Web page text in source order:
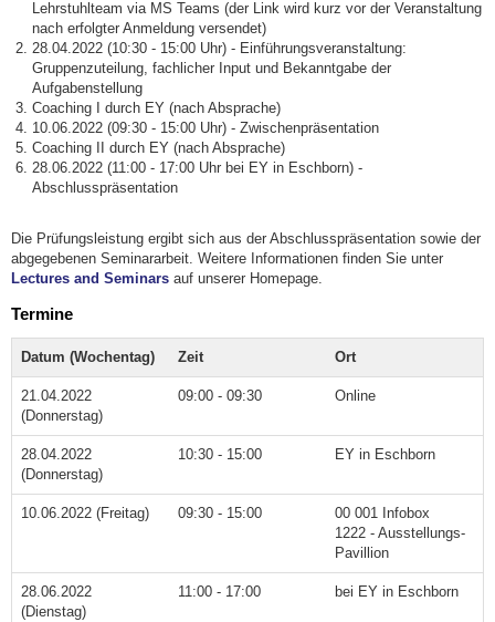
Lehrstuhlteam via MS Teams (der Link wird kurz vor der Veranstaltung
nach erfolgter Anmeldung versendet)
28.04.2022 (10:30 - 15:00 Uhr) - Einführungsveranstaltung:
Gruppenzuteilung, fachlicher Input und Bekanntgabe der
Aufgabenstellung
Coaching I durch EY (nach Absprache)
10.06.2022 (09:30 - 15:00 Uhr) - Zwischenpräsentation
Coaching II durch EY (nach Absprache)
28.06.2022 (11:00 - 17:00 Uhr bei EY in Eschborn) -
Abschlusspräsentation
Die Prüfungsleistung ergibt sich aus der Abschlusspräsentation sowie der
abgegebenen Seminararbeit. Weitere Informationen finden Sie unter
Lectures and Seminars auf unserer Homepage.
Termine
Datum (Wochentag) Zeit Ort
21.04.2022
(Donnerstag)
09:00 - 09:30 Online
28.04.2022
(Donnerstag)
10:30 - 15:00 EY in Eschborn
10.06.2022 (Freitag) 09:30 - 15:00
00 001 Infobox
1222 - Ausstellungs-
Pavillion
28.06.2022
(Dienstag)
11:00 - 17:00 bei EY in Eschborn